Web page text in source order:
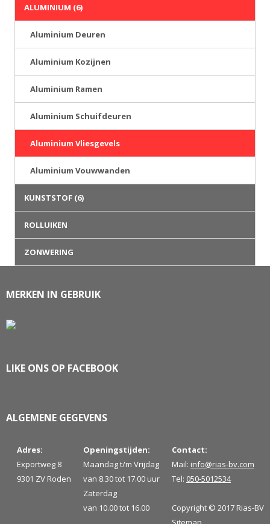
ALUMINIUM (6)
Aluminium Deuren
Aluminium Kozijnen
Aluminium Ramen
Aluminium Schuifdeuren
Aluminium Vliesgevels
Aluminium Vouwwanden
KUNSTSTOF (6)
ROLLUIKEN
ZONWERING
MERKEN IN GEBRUIK
LIKE ONS OP FACEBOOK
ALGEMENE GEGEVENS
Adres:
Exportweg 8
9301 ZV Roden
Openingstijden:
Maandag t/m Vrijdag
van 8.30 tot 17.00 uur
Zaterdag
van 10.00 tot 16.00
Contact:
Mail: info@rias-bv.com
Tel: 050-5012534
Copyright © 2017 Rias-BV